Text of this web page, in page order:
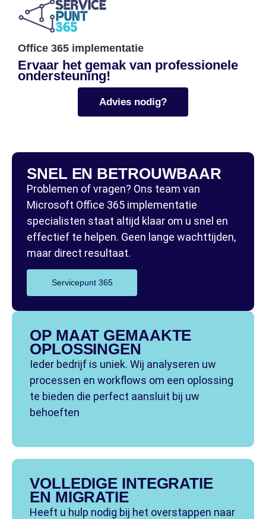
Office 365 implementatie
Ervaar het gemak van professionele
ondersteuning!
Advies nodig?
SNEL EN BETROUWBAAR
Problemen of vragen? Ons team van
Microsoft Office 365 implementatie
specialisten staat altijd klaar om u snel en
effectief te helpen. Geen lange wachttijden,
maar direct resultaat.
Servicepunt 365
OP MAAT GEMAAKTE
OPLOSSINGEN
Ieder bedrijf is uniek. Wij analyseren uw
processen en workflows om een oplossing
te bieden die perfect aansluit bij uw
behoeften
VOLLEDIGE INTEGRATIE
EN MIGRATIE
Heeft u hulp nodig bij het overstappen naar